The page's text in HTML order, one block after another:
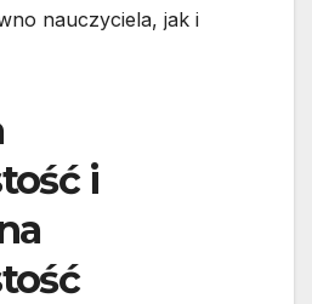
nauczyciela, jak i
i